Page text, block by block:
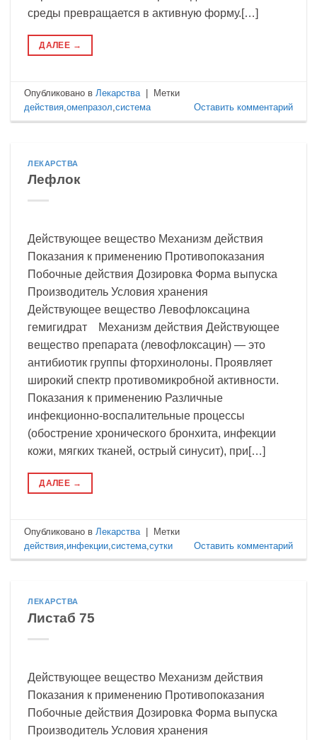
среды превращается в активную форму.[…]
ДАЛЕЕ →
Опубликовано в Лекарства
Метки
действия ,омепразол ,система Оставить комментарий
ЛЕКАРСТВА
Лефлок
Действующее вещество Механизм действия
Показания к применению Противопоказания
Побочные действия Дозировка Форма выпуска
Производитель Условия хранения
Действующее вещество Левофлоксацина
гемигидрат Механизм действия Действующее
вещество препарата (левофлоксацин) — это
антибиотик группы фторхинолоны. Проявляет
широкий спектр противомикробной активности.
Показания к применению Различные
инфекционно-воспалительные процессы
(обострение хронического бронхита, инфекции
кожи, мягких тканей, острый синусит), при[…]
ДАЛЕЕ →
Опубликовано в Лекарства | Метки
действия инфекции ,система ,сутки Оставить комментарий
ЛЕКАРСТВА
Листаб 75
Действующее вещество Механизм действия
Показания к применению Противопоказания
Побочные действия Дозировка Форма выпуска
Производитель Условия хранения